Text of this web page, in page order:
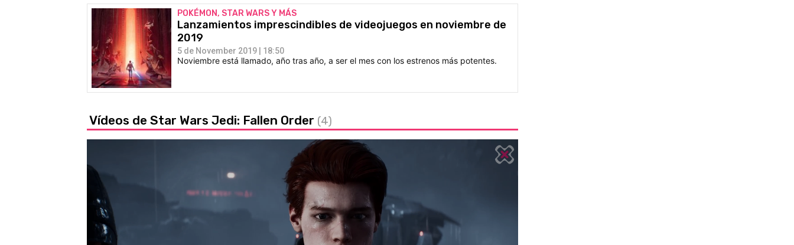
POKÉMON, STAR WARS Y MÁS
Lanzamientos imprescindibles de videojuegos en noviembre de
2019
5 de November 2019 | 18:50
Noviembre está llamado, año tras año, a ser el mes con los estrenos más potentes.
Vídeos de Star Wars Jedi: Fallen Order (4)